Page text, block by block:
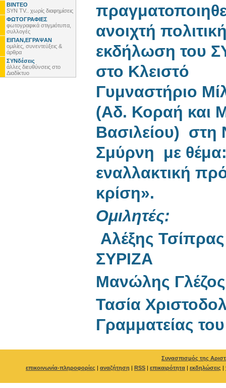
ΒΙΝΤΕΟ
SYN TV.. χωρίς διαφημίσεις
ΦΩΤΟΓΡΑΦΙΕΣ
φωτογραφικά στιγμιότυπα,
συλλογές
ΕΙΠΑΝ,ΕΓΡΑΨΑΝ
ομιλίες, συνεντεύξεις &
άρθρα
ΣΥΝδέσεις
άλλες διευθύνσεις στο
Διαδίκτυο
ανοιχτή
εκδήλωση του
στο Κλειστό
Γυμναστήριο
(Αδ. Κοραή και
Βασιλείου) στη
Σμύρνη με
εναλλακτική
κρίση».
Ομιλητές:
Αλέξης
ΣΥΡΙΖΑ
Μανώλης Γλέζος
Τασία
Γραμματείας
Συνασπισμός της
επικοινωνία-πληροφορίες | αναζήτηση | RSS | επικαιρότητα | εκδηλώσεις |